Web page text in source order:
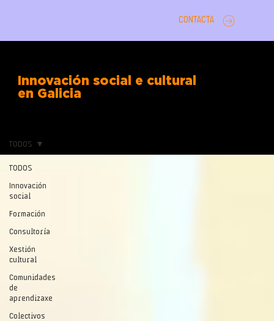
CONTACTA
Innovación social e cultural
en Galicia
TODOS
Innovación
social
Formación
Consultoría
Xestión
cultural
Comunidades
de
aprendizaxe
Colectivos
TODOS